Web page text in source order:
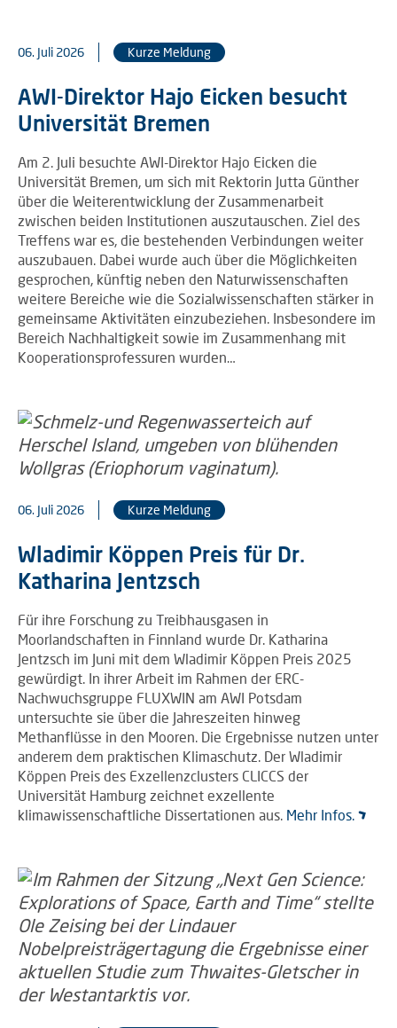
06. Juli 2026 Kurze Meldung
AWI-Direktor Hajo Eicken besucht
Universität Bremen
Am 2. Juli besuchte AWI-Direktor Hajo Eicken die
Universität Bremen, um sich mit Rektorin Jutta Günther
über die Weiterentwicklung der Zusammenarbeit
zwischen beiden Institutionen auszutauschen. Ziel des
Treffens war es, die bestehenden Verbindungen weiter
auszubauen. Dabei wurde auch über die Möglichkeiten
gesprochen, künftig neben den Naturwissenschaften
weitere Bereiche wie die Sozialwissenschaften stärker in
gemeinsame Aktivitäten einzubeziehen. Insbesondere im
Bereich Nachhaltigkeit sowie im Zusammenhang mit
Kooperationsprofessuren wurden…
06. Juli 2026 Kurze Meldung
Wladimir Köppen Preis für Dr.
Katharina Jentzsch
Für ihre Forschung zu Treibhausgasen in
Moorlandschaften in Finnland wurde Dr. Katharina
Jentzsch im Juni mit dem Wladimir Köppen Preis 2025
gewürdigt. In ihrer Arbeit im Rahmen der ERC-
Nachwuchsgruppe FLUXWIN am AWI Potsdam
untersuchte sie über die Jahreszeiten hinweg
Methanflüsse in den Mooren. Die Ergebnisse nutzen unter
anderem dem praktischen Klimaschutz. Der Wladimir
Köppen Preis des Exzellenzclusters CLICCS der
Universität Hamburg zeichnet exzellente
klimawissenschaftliche Dissertationen aus. Mehr Infos.